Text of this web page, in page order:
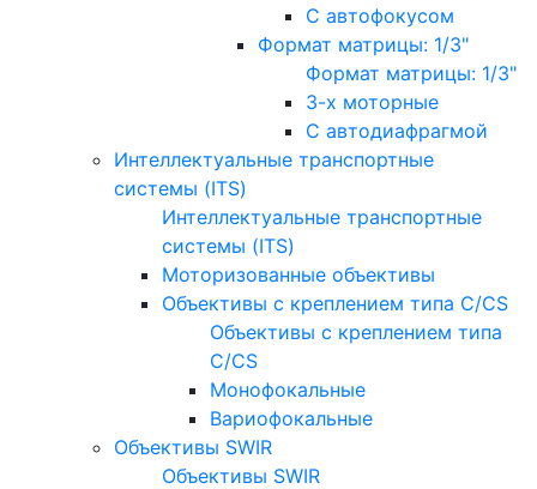
С автофокусом
Формат матрицы: 1/3"
Формат матрицы: 1/3"
3-х моторные
С автодиафрагмой
Интеллектуальные транспортные
системы (ITS)
Интеллектуальные транспортные
системы (ITS)
Моторизованные объективы
Объективы с креплением типа C/CS
Объективы с креплением типа
C/CS
Монофокальные
Вариофокальные
Объективы SWIR
Объективы SWIR